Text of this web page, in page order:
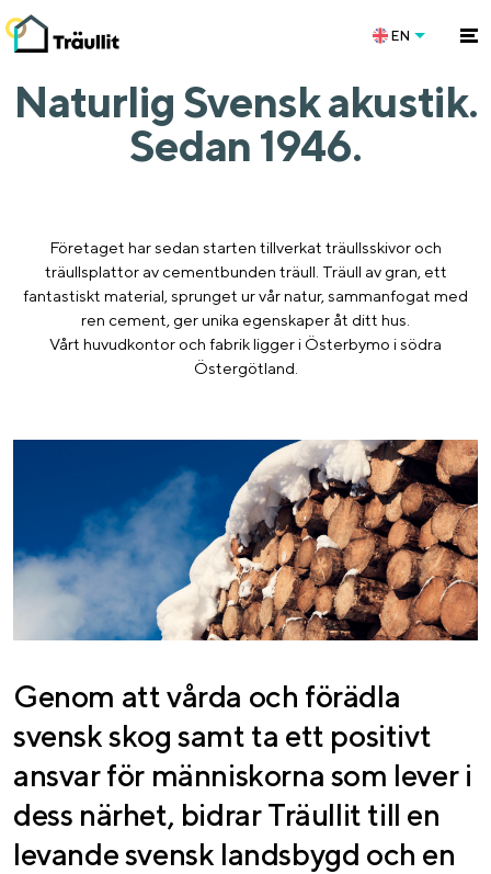
EN
Naturlig Svensk akustik.
Sedan 1946.
Företaget har sedan starten tillverkat träullsskivor och
träullsplattor av cementbunden träull. Träull av gran, ett
fantastiskt material, sprunget ur vår natur, sammanfogat med
ren cement, ger unika egenskaper åt ditt hus.
Vårt huvudkontor och fabrik ligger i Österbymo i södra
Östergötland.
Genom att vårda och förädla
svensk skog samt ta ett positivt
ansvar för människorna som lever i
dess närhet, bidrar Träullit till en
levande svensk landsbygd och en